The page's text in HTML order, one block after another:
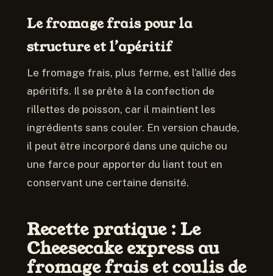
Le fromage frais pour la
structure et l’apéritif
Le fromage frais, plus ferme, est l’allié des
apéritifs. Il se prête à la confection de
rillettes de poisson, car il maintient les
ingrédients sans couler. En version chaude,
il peut être incorporé dans une quiche ou
une farce pour apporter du liant tout en
conservant une certaine densité.
Recette pratique : Le
Cheesecake express au
fromage frais et coulis de